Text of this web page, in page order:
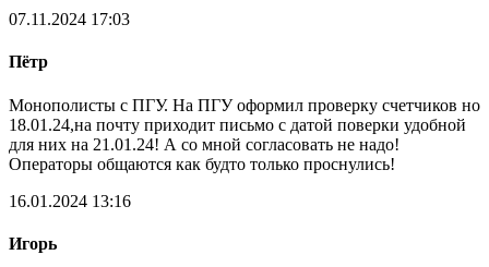
07.11.2024 17:03
Пётр
Монополисты с ПГУ. На ПГУ оформил проверку счетчиков но
18.01.24,на почту приходит письмо с датой поверки удобной
для них на 21.01.24! А со мной согласовать не надо!
Операторы общаются как будто только проснулись!
16.01.2024 13:16
Игорь